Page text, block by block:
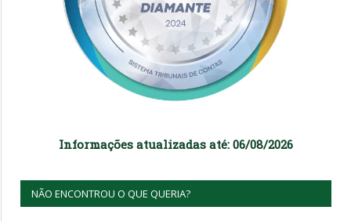
Informações atualizadas até: 06/08/2026
NÃO ENCONTROU O QUE QUERIA?